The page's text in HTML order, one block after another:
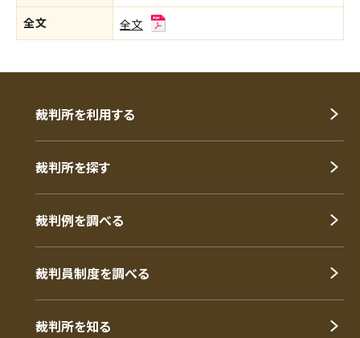
全文
全文
裁判所を利用する
裁判所を探す
裁判例を調べる
裁判員制度を調べる
裁判所を知る